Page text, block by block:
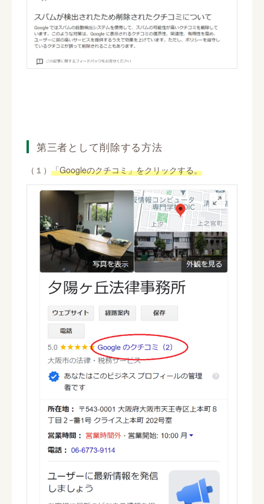
第三者として削除する方法
（１） 「Googleのクチコミ」をクリックする。